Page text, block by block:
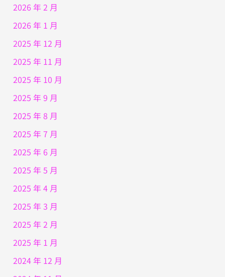
2026 年 2 月
2026 年 1 月
2025 年 12 月
2025 年 11 月
2025 年 10 月
2025 年 9 月
2025 年 8 月
2025 年 7 月
2025 年 6 月
2025 年 5 月
2025 年 4 月
2025 年 3 月
2025 年 2 月
2025 年 1 月
2024 年 12 月